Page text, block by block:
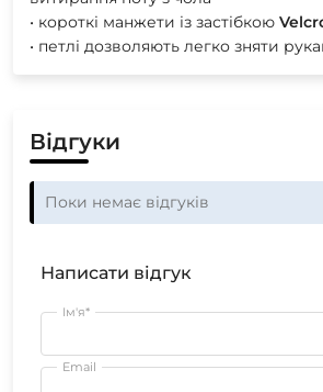
• короткі манжети із застібкою
• петлі дозволяють легко зняти
Відгуки
Поки немає відгуків
Написати відгук
Ім'я*
Email